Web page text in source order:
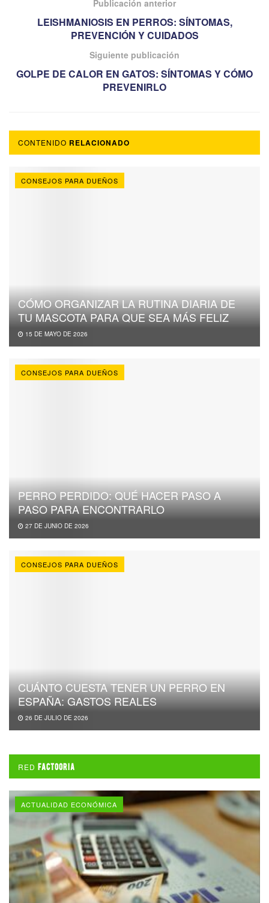
Publicación anterior
LEISHMANIOSIS EN PERROS: SÍNTOMAS,
PREVENCIÓN Y CUIDADOS
Siguiente publicación
GOLPE DE CALOR EN GATOS: SÍNTOMAS Y CÓMO
PREVENIRLO
CONTENIDO RELACIONADO
CONSEJOS PARA DUEÑOS
CÓMO ORGANIZAR LA RUTINA DIARIA DE
TU MASCOTA PARA QUE SEA MÁS FELIZ
15 DE MAYO DE 2026
CONSEJOS PARA DUEÑOS
PERRO PERDIDO: QUÉ HACER PASO A
PASO PARA ENCONTRARLO
27 DE JUNIO DE 2026
CONSEJOS PARA DUEÑOS
CUÁNTO CUESTA TENER UN PERRO EN
ESPAÑA: GASTOS REALES
26 DE JULIO DE 2026
RED FACTOORIA
ACTUALIDAD ECONÓMICA